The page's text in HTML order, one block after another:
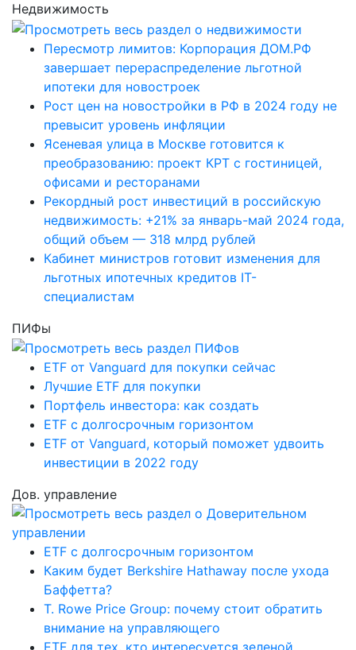
Недвижимость
Пересмотр лимитов: Корпорация ДОМ.РФ
завершает перераспределение льготной
ипотеки для новостроек
Рост цен на новостройки в РФ в 2024 году не
превысит уровень инфляции
Ясеневая улица в Москве готовится к
преобразованию: проект КРТ с гостиницей,
офисами и ресторанами
Рекордный рост инвестиций в российскую
недвижимость: +21% за январь-май 2024 года,
общий объем — 318 млрд рублей
Кабинет министров готовит изменения для
льготных ипотечных кредитов IT-
специалистам
ПИФы
ETF от Vanguard для покупки сейчас
Лучшие ETF для покупки
Портфель инвестора: как создать
ETF с долгосрочным горизонтом
ETF от Vanguard, который поможет удвоить
инвестиции в 2022 году
Дов. управление
ETF с долгосрочным горизонтом
Каким будет Berkshire Hathaway после ухода
Баффетта?
T. Rowe Price Group: почему стоит обратить
внимание на управляющего